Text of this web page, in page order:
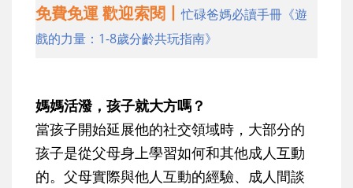
免費免運 歡迎索閱丨忙碌爸媽必讀手冊《遊
戲的力量：1-8歲分齡共玩指南》
媽媽活潑，孩子就大方嗎？
當孩子開始延展他的社交領域時，大部分的
孩子是從父母身上學習如何和其他成人互動
的。父母實際與他人互動的經驗、成人間談